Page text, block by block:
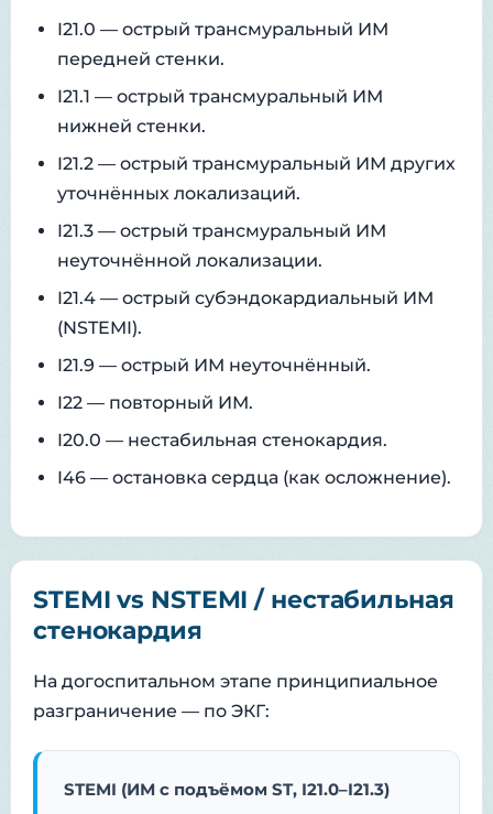
I21.0 — острый трансмуральный ИМ
передней стенки.
I21.1 — острый трансмуральный ИМ
нижней стенки.
I21.2 — острый трансмуральный ИМ других
уточнённых локализаций.
I21.3 — острый трансмуральный ИМ
неуточнённой локализации.
I21.4 — острый субэндокардиальный ИМ
(NSTEMI).
I21.9 — острый ИМ неуточнённый.
I22 — повторный ИМ.
I20.0 — нестабильная стенокардия.
I46 — остановка сердца (как осложнение).
STEMI vs NSTEMI / нестабильная
стенокардия
На догоспитальном этапе принципиальное
разграничение — по ЭКГ:
STEMI (ИМ с подъёмом ST, I21.0–I21.3)